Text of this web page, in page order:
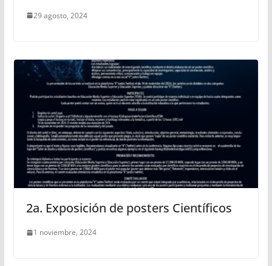
29 agosto, 2024
2a. Exposición de posters Científicos
1 noviembre, 2024